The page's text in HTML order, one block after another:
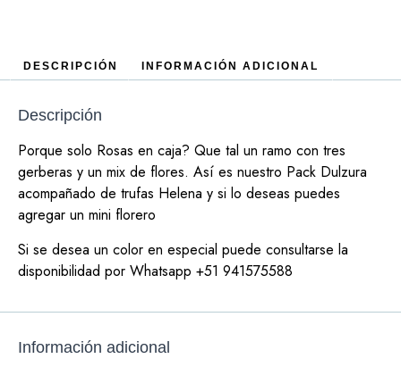
DESCRIPCIÓN INFORMACIÓN ADICIONAL
Descripción
Porque solo Rosas en caja? Que tal un ramo con tres
gerberas y un mix de flores. Así es nuestro Pack Dulzura
acompañado de trufas Helena y si lo deseas puedes
agregar un mini florero
Si se desea un color en especial puede consultarse la
disponibilidad por Whatsapp +51 941575588
Información adicional